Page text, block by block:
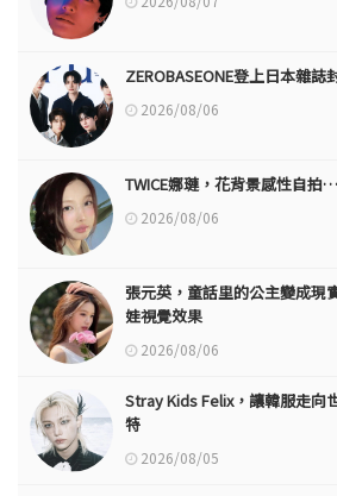
ZEROBASEONE登上日本雜
2026/08/06
TWICE娜璉，花背景感性自拍
2026/08/06
張元英，童話里的公主變成
娃視覺效果
2026/08/06
Stray Kids Felix，讓韓服走
特
2026/08/05